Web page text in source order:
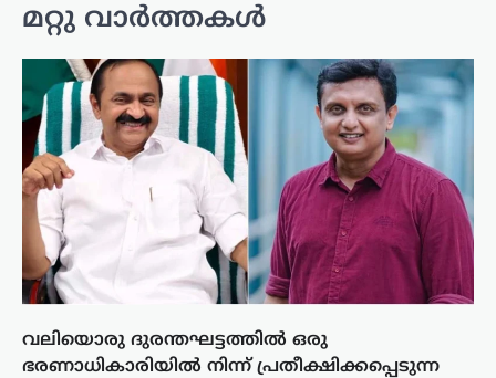
മറ്റു വാർത്തകൾ
വലിയൊരു ദുരന്തഘട്ടത്തിൽ ഒരു
ഭരണാധികാരിയിൽ നിന്ന് പ്രതീക്ഷിക്കപ്പെടുന്ന